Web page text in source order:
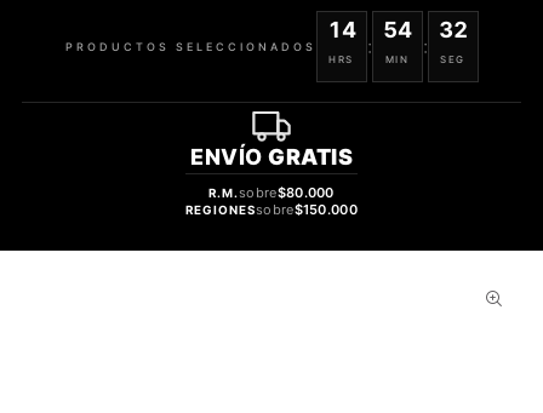
PRODUCTOS SELECCIONADOS
14
HRS
:
54
MIN
:
31
SEG
ENVÍO GRATIS
R.M.sobre$80.000
REGIONESsobre$150.000